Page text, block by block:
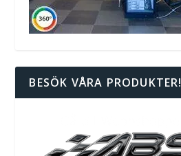
BESÖK VÅRA PRODUKTER!